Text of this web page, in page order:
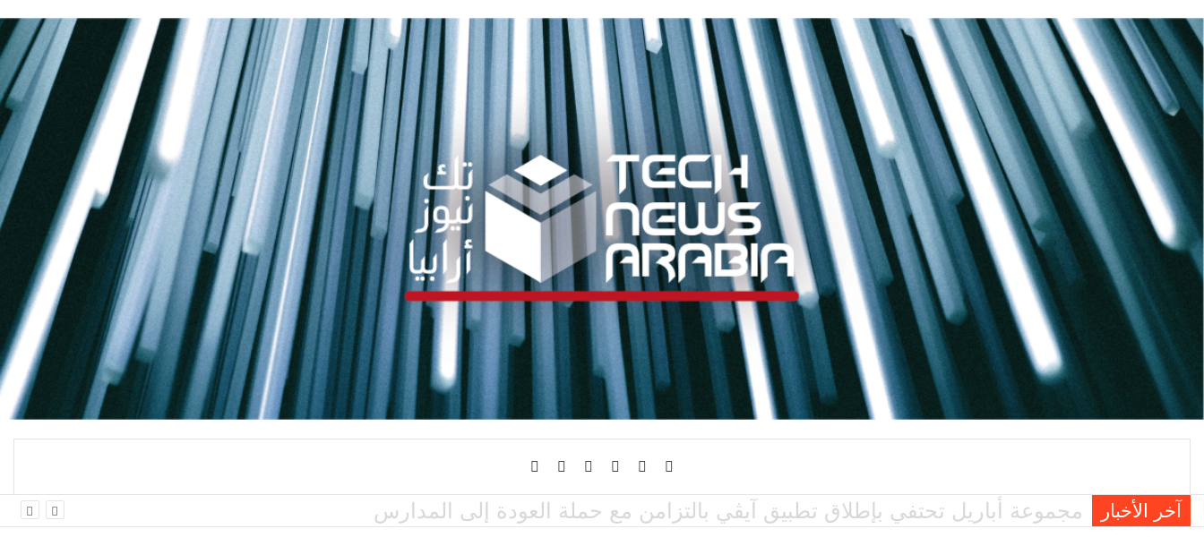
المظلم
تسجيل
الدخول
انستقرام يوتيوب تويترفيسبوك
آخر الأخبار سامسونج تعزز الثقة بالهواتف القابلة للطي عبر معايير جديدة لمتانة الاستخدام اليومي